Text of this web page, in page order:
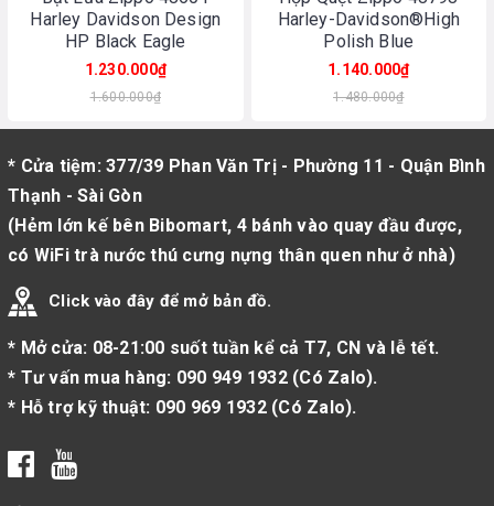
Harley Davidson Design
HP Black Eagle
1.230.000₫
1.600.000₫
Harley-Davidson®High
Polish Blue
1.140.000₫
1.480.000₫
* Cửa tiệm: 377/39 Phan Văn Trị - Phường 11 - Quận Bình
Thạnh - Sài Gòn
(Hẻm lớn kế bên Bibomart, 4 bánh vào quay đầu được,
có WiFi trà nước thú cưng nựng thân quen như ở nhà)
Click vào đây để mở bản đồ.
* Mở cửa: 08-21:00 suốt tuần kể cả T7, CN và lễ tết.
* Tư vấn mua hàng: 090 949 1932(Có Zalo).
* Hỗ trợ kỹ thuật: 090 969 1932(Có Zalo).